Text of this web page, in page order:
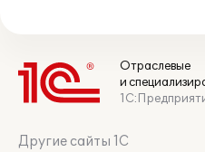
Отраслевые
и
Другие сайты 1С